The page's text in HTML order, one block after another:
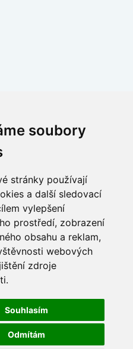
soubory
stránky používají
a další sledovací
vylepšení
prostředí, zobrazení
obsahu a reklam,
webových
zdroje
Souhlasím
Odmítám
- Dražba
- Soutěž